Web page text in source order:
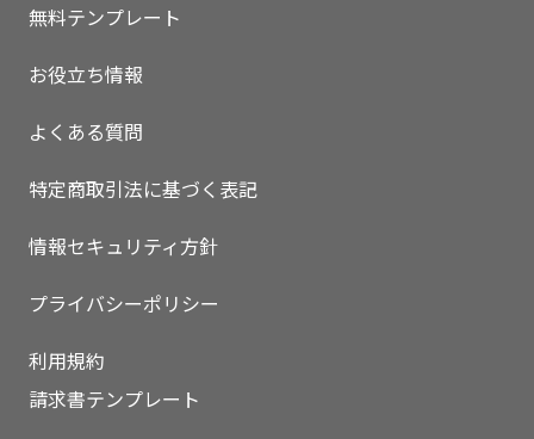
無料テンプレート
お役立ち情報
よくある質問
特定商取引法に基づく表記
情報セキュリティ方針
プライバシーポリシー
利用規約
請求書テンプレート